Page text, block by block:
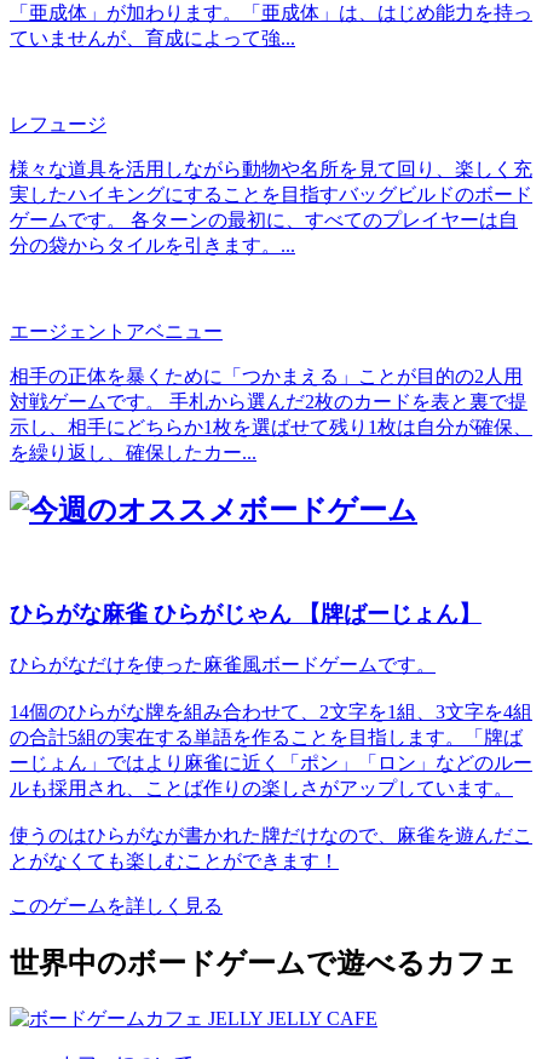
「亜成体」が加わります。「亜成体」は、はじめ能力を持っ
ていませんが、育成によって強...
レフュージ
様々な道具を活用しながら動物や名所を見て回り、楽しく充
実したハイキングにすることを目指すバッグビルドのボード
ゲームです。 各ターンの最初に、すべてのプレイヤーは自
分の袋からタイルを引きます。...
エージェントアベニュー
相手の正体を暴くために「つかまえる」ことが目的の2人用
対戦ゲームです。 手札から選んだ2枚のカードを表と裏で提
示し、相手にどちらか1枚を選ばせて残り1枚は自分が確保、
を繰り返し、確保したカー...
ひらがな麻雀 ひらがじゃん 【牌ばーじょん】
ひらがなだけを使った麻雀風ボードゲームです。
14個のひらがな牌を組み合わせて、2文字を1組、3文字を4組
の合計5組の実在する単語を作ることを目指します。「牌ば
ーじょん」ではより麻雀に近く「ポン」「ロン」などのルー
ルも採用され、ことば作りの楽しさがアップしています。
使うのはひらがなが書かれた牌だけなので、麻雀を遊んだこ
とがなくても楽しむことができます！
このゲームを詳しく見る
世界中のボードゲームで遊べるカフェ